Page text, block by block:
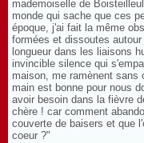
mademoiselle de
monde qui sache que ces
époque, j'ai fait la même
formées et dissoutes
longueur dans les liaisons
invincible silence qui
maison, me ramènent
main est bonne pour nous
avoir besoin dans la fièvre
chère ! car comment
couverte de baisers et que
coeur ?"